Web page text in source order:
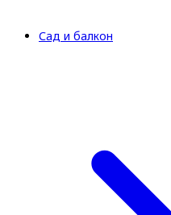
Сад и балкон